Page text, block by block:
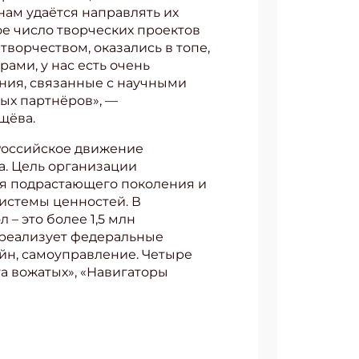
удаётся направлять их
творческих проектов
оказались в топе,
у нас есть очень
связанные с научными
партнёров», —
движение
Цель организации
подрастающего поколения и
ценностей. В
это более 1,5 млн
федеральные
самоуправление. Четыре
вожатых», «Навигаторы